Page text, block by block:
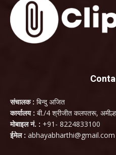
संचालक : बिन्दु अजित
कार्यालय : बी./4 श्रीजीत कलपतरू,
मोबाइल नं. : +91- 8224833100
ईमेल : abhayabharthi@gmail.com